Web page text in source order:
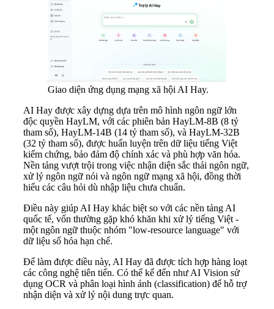
Giao diện ứng dụng mạng xã hội AI Hay.
AI Hay được xây dựng dựa trên mô hình ngôn ngữ lớn
độc quyền HayLM, với các phiên bản HayLM-8B (8 tỷ
tham số), HayLM-14B (14 tỷ tham số), và HayLM-32B
(32 tỷ tham số), được huấn luyện trên dữ liệu tiếng Việt
kiểm chứng, bảo đảm độ chính xác và phù hợp văn hóa.
Nền tảng vượt trội trong việc nhận diện sắc thái ngôn ngữ,
xử lý ngôn ngữ nói và ngôn ngữ mạng xã hội, đồng thời
hiểu các câu hỏi dù nhập liệu chưa chuẩn.
Điều này giúp AI Hay khác biệt so với các nền tảng AI
quốc tế, vốn thường gặp khó khăn khi xử lý tiếng Việt -
một ngôn ngữ thuộc nhóm "low-resource language" với
dữ liệu số hóa hạn chế.
Để làm được điều này, AI Hay đã được tích hợp hàng loạt
các công nghệ tiên tiến. Có thể kể đến như AI Vision sử
dụng OCR và phân loại hình ảnh (classification) để hỗ trợ
nhận diện và xử lý nội dung trực quan.